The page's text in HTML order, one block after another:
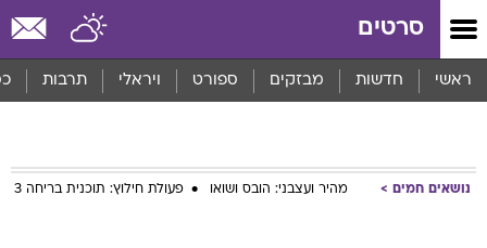
סרטים
ראשי חדשות מבזקים ספורט ויראלי תרבות
נושאים חמים מהיר ועצבני: הובס ושואו פעולת חילוץ: תוכנית בריחה 3